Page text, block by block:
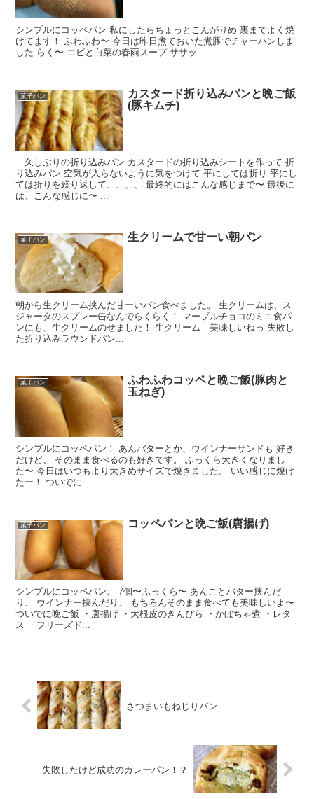
シンプルにコッペパン 私にしたらちょっとこんがりめ 裏までよく焼
けてます！ ふわふわ〜 今日は昨日煮ておいた煮豚でチャーハンしま
した らく〜 エビと白菜の春雨スープ ササッ...
菓子パン
カスタード折り込みパンと晩ご飯
(豚キムチ)
久しぶりの折り込みパン カスタードの折り込みシートを作って 折
り込みパン 空気が入らないように気をつけて 平にしては折り 平にし
ては折りを繰り返して、、、、 最終的にはこんな感じまで〜 最後に
は、こんな感じに〜 ...
菓子パン 生クリームで甘ーい朝パン
朝から生クリーム挟んだ甘ーいパン食べました。 生クリームは、ス
ジャータのスプレー缶なんでらくらく！ マーブルチョコのミニ食パ
ンにも、生クリームのせました！ 生クリーム 美味しいねっ 失敗し
た折り込みラウンドパン...
菓子パン
ふわふわコッペと晩ご飯(豚肉と
玉ねぎ)
シンプルにコッペパン！ あんバターとか、ウインナーサンドも 好き
だけど、 そのまま食べるのも好きです。 ふっくら大きくなりまし
た〜 今日はいつもより大きめサイズで焼きました。 いい感じに焼け
たー！ ついでに...
菓子パン コッペパンと晩ご飯(唐揚げ)
シンプルにコッペパン。 7個〜ふっくら〜 あんことバター挟んだ
り、 ウインナー挟んだり、 もちろんそのまま食べても美味しいよ〜
ついでに晩ご飯 ・唐揚げ ・大根皮のきんぴら ・かぼちゃ煮 ・レタ
ス ・フリーズド...
さつまいもねじりパン
失敗したけど成功のカレーパン！？